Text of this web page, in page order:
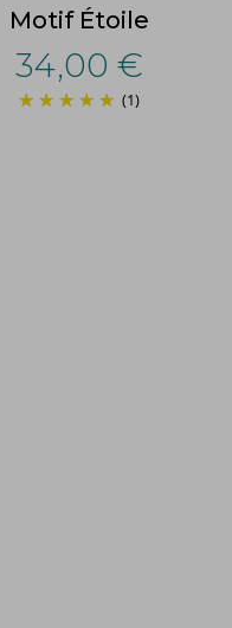
Motif Étoile
34,00 €
(1)